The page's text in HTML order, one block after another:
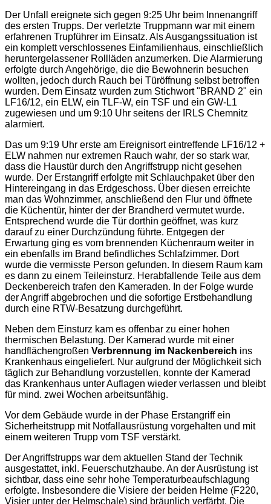
Der Unfall ereignete sich gegen 9:25 Uhr beim Innenangriff
des ersten Trupps. Der verletzte Truppmann war mit einem
erfahrenen Trupführer im Einsatz. Als Ausgangssituation ist
ein komplett verschlossenes Einfamilienhaus, einschließlich
heruntergelassener Rollläden anzumerken. Die Alarmierung
erfolgte durch Angehörige, die die Bewohnerin besuchen
wollten, jedoch durch Rauch bei Türöffnung selbst betroffen
wurden. Dem Einsatz wurden zum Stichwort "BRAND 2" ein
LF16/12, ein ELW, ein TLF-W, ein TSF und ein GW-L1
zugewiesen und um 9:10 Uhr seitens der IRLS Chemnitz
alarmiert.
Das um 9:19 Uhr erste am Ereignisort eintreffende LF16/12 +
ELW nahmen nur extremen Rauch wahr, der so stark war,
dass die Haustür durch den Angriffstrupp nicht gesehen
wurde. Der Erstangriff erfolgte mit Schlauchpaket über den
Hintereingang in das Erdgeschoss. Über diesen erreichte
man das Wohnzimmer, anschließend den Flur und öffnete
die Küchentür, hinter der der Brandherd vermutet wurde.
Entsprechend wurde die Tür dorthin geöffnet, was kurz
darauf zu einer Durchzündung führte. Entgegen der
Erwartung ging es vom brennenden Küchenraum weiter in
ein ebenfalls im Brand befindliches Schlafzimmer. Dort
wurde die vermisste Person gefunden. In diesem Raum kam
es dann zu einem Teileinsturz. Herabfallende Teile aus dem
Deckenbereich trafen den Kameraden. In der Folge wurde
der Angriff abgebrochen und die sofortige Erstbehandlung
durch eine RTW-Besatzung durchgeführt.
Neben dem Einsturz kam es offenbar zu einer hohen
thermischen Belastung. Der Kamerad wurde mit einer
handflächengroßen Verbrennung im Nackenbereich ins
Krankenhaus eingeliefert. Nur aufgrund der Möglichkeit sich
täglich zur Behandlung vorzustellen, konnte der Kamerad
das Krankenhaus unter Auflagen wieder verlassen und bleibt
für mind. zwei Wochen arbeitsunfähig.
Vor dem Gebäude wurde in der Phase Erstangriff ein
Sicherheitstrupp mit Notfallausrüstung vorgehalten und mit
einem weiteren Trupp vom TSF verstärkt.
Der Angriffstrupps war dem aktuellen Stand der Technik
ausgestattet, inkl. Feuerschutzhaube. An der Ausrüstung ist
sichtbar, dass eine sehr hohe Temperaturbeaufschlagung
erfolgte. Insbesondere die Visiere der beiden Helme (F220,
Visier unter der Helmschale) sind bräunlich verfärbt. Die